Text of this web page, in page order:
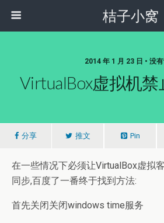
桔子小窝
2014 年 1 月 23 日 • 没
VirtualBox虚拟机
分享 推文 Pin
在一些情况下必须让VirtualBox虚拟
同步,百度了一番终于找到方法:
首先关闭关闭windows time服务